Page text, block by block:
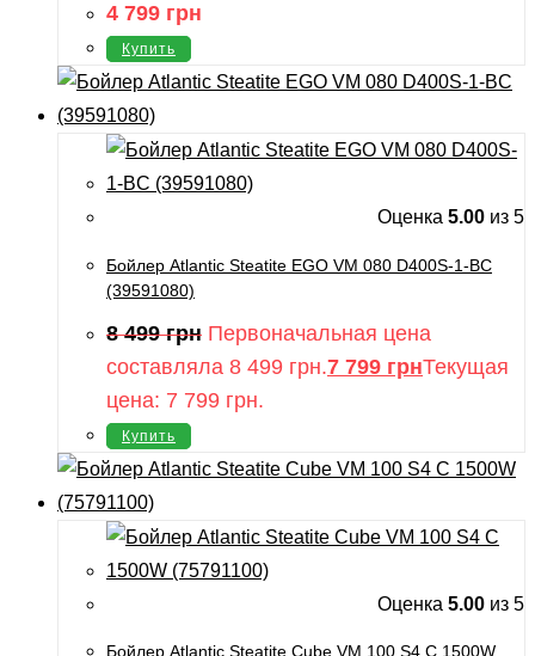
4 799 грн
Купить
Оценка 5.00 из 5
Бойлер Atlantic Steatite EGO VM 080 D400S-1-BC
(39591080)
8 499грн Первоначальная цена
составляла 8 499 грн.7 799 грнТекущая
цена: 7 799 грн.
Купить
Оценка 5.00 из 5
Бойлер Atlantic Steatite Cube VM 100 S4 C 1500W